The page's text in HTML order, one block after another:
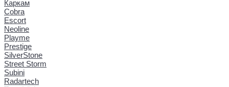
Каркам
Cobra
Escort
Neoline
Playme
Prestige
SilverStone
Street Storm
Subini
Radartech